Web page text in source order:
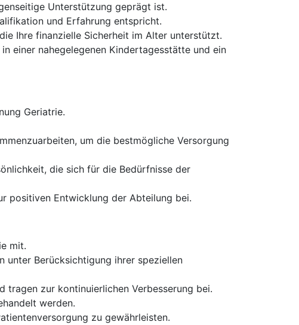
Unterstützung geprägt ist.
und Erfahrung entspricht.
Ihre finanzielle Sicherheit im Alter unterstützt.
einer nahegelegenen Kindertagesstätte und ein
Geriatrie.
um die bestmögliche Versorgung
die sich für die Bedürfnisse der
positiven Entwicklung der Abteilung bei.
mit.
unter Berücksichtigung ihrer speziellen
tragen zur kontinuierlichen Verbesserung bei.
werden.
zu gewährleisten.